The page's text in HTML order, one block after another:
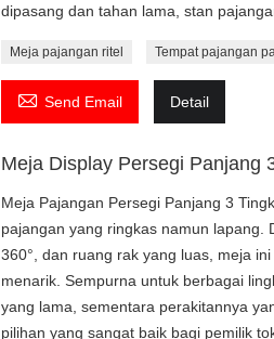
dipasang dan tahan lama, stan
Meja pajangan ritel Tempat pajangan
 Send Email Detail
Meja Display Persegi Panjang
Meja Pajangan Persegi Panjang 3
pajangan yang ringkas namun lapang.
360°, dan ruang rak yang luas, meja
menarik. Sempurna untuk berbagai
yang lama, sementara perakitannya
pilihan yang sangat baik bagi pemilik